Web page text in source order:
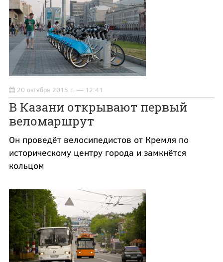
20 октября 2015 г. — 12:41
В Казани открывают первый
веломаршрут
Он проведёт велосипедистов от Кремля по
историческому центру города и замкнётся
кольцом